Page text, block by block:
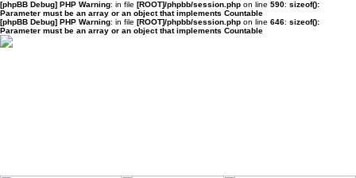
[phpBB Debug] PHP Warning: in file [ROOT]/phpbb/session.php on line 590: sizeof():
Parameter must be an array or an object that implements Countable
[phpBB Debug] PHP Warning: in file [ROOT]/phpbb/session.php on line 646: sizeof():
Parameter must be an array or an object that implements Countable